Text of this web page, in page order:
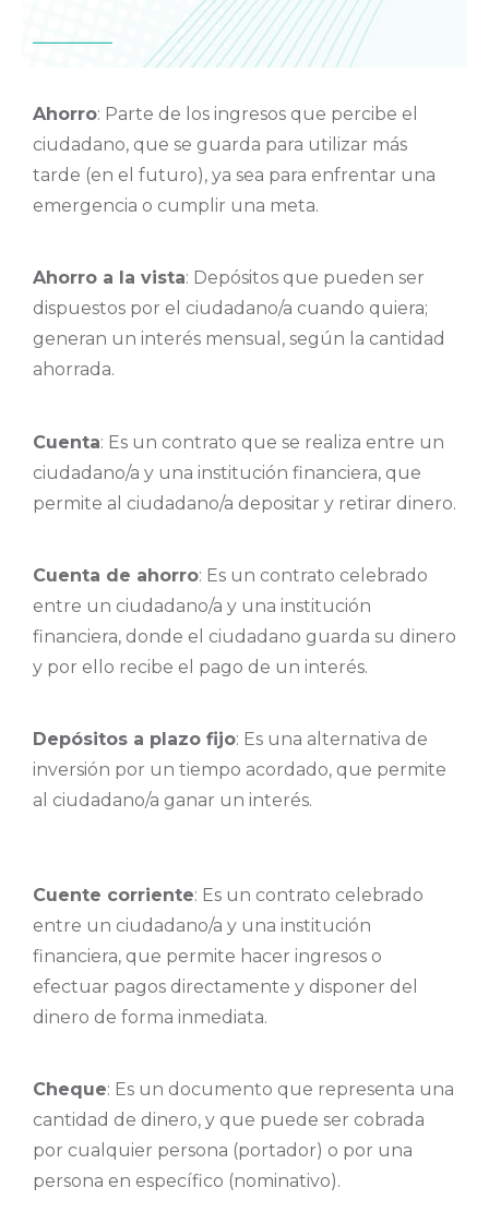
Ahorro: Parte de los ingresos que percibe el
ciudadano, que se guarda para utilizar más
tarde (en el futuro), ya sea para enfrentar una
emergencia o cumplir una meta.
Ahorro a la vista: Depósitos que pueden ser
dispuestos por el ciudadano/a cuando quiera;
generan un interés mensual, según la cantidad
ahorrada.
Cuenta: Es un contrato que se realiza entre un
ciudadano/a y una institución financiera, que
permite al ciudadano/a depositar y retirar dinero.
Cuenta de ahorro: Es un contrato celebrado
entre un ciudadano/a y una institución
financiera, donde el ciudadano guarda su dinero
y por ello recibe el pago de un interés.
Depósitos a plazo fijo: Es una alternativa de
inversión por un tiempo acordado, que permite
al ciudadano/a ganar un interés.
Cuente corriente: Es un contrato celebrado
entre un ciudadano/a y una institución
financiera, que permite hacer ingresos o
efectuar pagos directamente y disponer del
dinero de forma inmediata.
Cheque: Es un documento que representa una
cantidad de dinero, y que puede ser cobrada
por cualquier persona (portador) o por una
persona en específico (nominativo).